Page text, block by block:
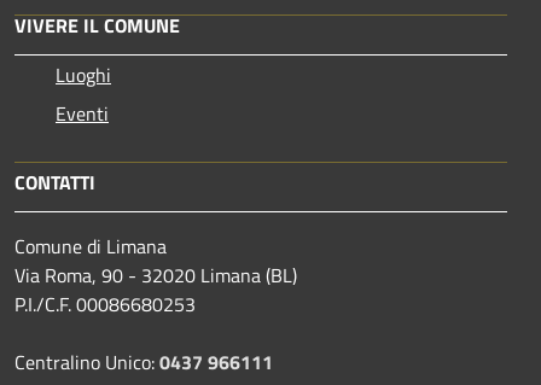
VIVERE IL COMUNE
Luoghi
Eventi
CONTATTI
Comune di Limana
Via Roma, 90 - 32020 Limana (BL)
P.I./C.F. 00086680253
Centralino Unico:0437 966111